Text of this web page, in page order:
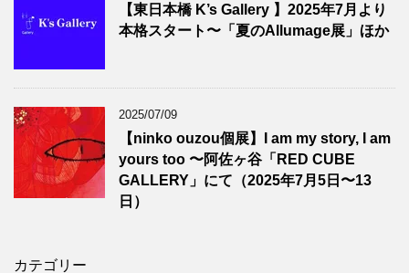
【東日本橋 K’s Gallery 】2025年7月より
本格スタート〜「夏のAllumage展」ほか
2025/07/09
【ninko ouzou個展】I am my story, I am
yours too 〜阿佐ヶ谷「RED CUBE
GALLERY」にて（2025年7月5日〜13
日）
カテゴリー